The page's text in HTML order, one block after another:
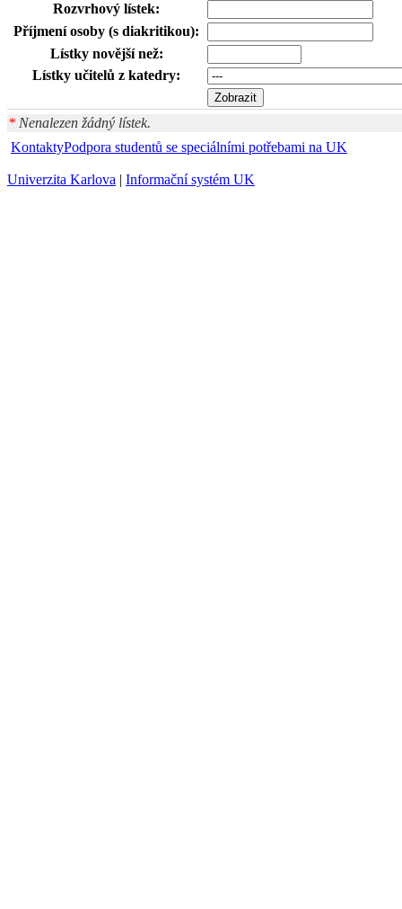
Rozvrhový lístek:
Příjmení osoby (s diakritikou):
Lístky novější než:
Lístky učitelů z katedry:
* Nenalezen žádný lístek.
KontaktyPodpora studentů se speciálními potřebami na UK
Univerzita Karlova | Informační systém UK